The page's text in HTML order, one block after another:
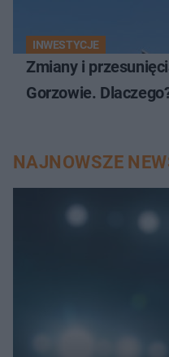
INWESTYCJE
Zmiany i
Gorzowie.
NAJNOWSZE